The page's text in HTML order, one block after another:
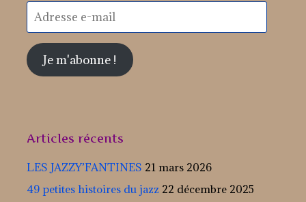
Adresse
e-
Je m'abonne !
Articles récents
LES JAZZY’FANTINES 21 mars 2026
49 petites histoires du jazz 22 décembre 2025